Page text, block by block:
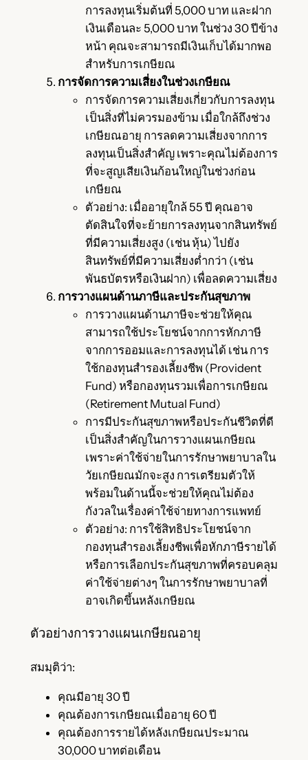
การลงทุนเริ่มต้นที่ 5,000 บาท และฝาก
เงินเดือนละ 5,000 บาท ในช่วง 30 ปีข้าง
หน้า คุณจะสามารถมีเงินเก็บได้มากพอ
สำหรับการเกษียณ
การจัดการความเสี่ยงในช่วงเกษียณ
การจัดการความเสี่ยงเกี่ยวกับการลงทุน
เป็นสิ่งที่ไม่ควรมองข้าม เมื่อใกล้ถึงช่วง
เกษียณอายุ การลดความเสี่ยงจากการ
ลงทุนเป็นสิ่งสำคัญ เพราะคุณไม่ต้องการ
ที่จะสูญเสียเงินก้อนใหญ่ในช่วงก่อน
เกษียณ
ตัวอย่าง: เมื่ออายุใกล้ 55 ปี คุณอาจ
ตัดสินใจที่จะย้ายการลงทุนจากสินทรัพย์
ที่มีความเสี่ยงสูง (เช่น หุ้น) ไปยัง
สินทรัพย์ที่มีความเสี่ยงต่ำกว่า (เช่น
พันธบัตรหรือเงินฝาก) เพื่อลดความเสี่ยง
การวางแผนด้านภาษีและประกันสุขภาพ
การวางแผนด้านภาษีจะช่วยให้คุณ
สามารถใช้ประโยชน์จากการหักภาษี
จากการออมและการลงทุนได้ เช่น การ
ใช้กองทุนสำรองเลี้ยงชีพ (Provident
Fund) หรือกองทุนรวมเพื่อการเกษียณ
(Retirement Mutual Fund)
การมีประกันสุขภาพหรือประกันชีวิตที่ดี
เป็นสิ่งสำคัญในการวางแผนเกษียณ
เพราะค่าใช้จ่ายในการรักษาพยาบาลใน
วัยเกษียณมักจะสูง การเตรียมตัวให้
พร้อมในด้านนี้จะช่วยให้คุณไม่ต้อง
กังวลในเรื่องค่าใช้จ่ายทางการแพทย์
ตัวอย่าง: การใช้สิทธิประโยชน์จาก
กองทุนสำรองเลี้ยงชีพเพื่อหักภาษีรายได้
หรือการเลือกประกันสุขภาพที่ครอบคลุม
ค่าใช้จ่ายต่างๆ ในการรักษาพยาบาลที่
อาจเกิดขึ้นหลังเกษียณ
ตัวอย่างการวางแผนเกษียณอายุ
สมมุติว่า:
คุณมีอายุ 30 ปี
คุณต้องการเกษียณเมื่ออายุ 60 ปี
คุณต้องการรายได้หลังเกษียณประมาณ
30,000 บาทต่อเดือน